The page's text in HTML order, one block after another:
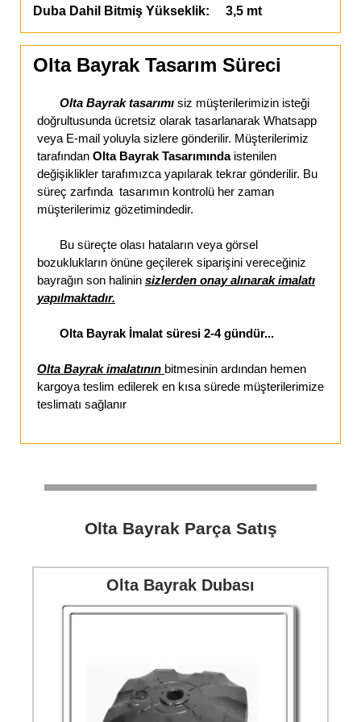
Duba Dahil Bitmiş Yükseklik: 3,5 mt
Olta Bayrak Tasarım Süreci
Olta Bayrak tasarımı siz müşterilerimizin isteği
doğrultusunda ücretsiz olarak tasarlanarak Whatsapp
veya E-mail yoluyla sizlere gönderilir. Müşterilerimiz
tarafından Olta Bayrak Tasarımında istenilen
değişiklikler tarafımızca yapılarak tekrar gönderilir. Bu
süreç zarfında tasarımın kontrolü her zaman
müşterilerimiz gözetimindedir.
Bu süreçte olası hataların veya görsel
bozuklukların önüne geçilerek siparişini vereceğiniz
bayrağın son halinin sizlerden onay alınarak imalatı
yapılmaktadır.
Olta Bayrak İmalat süresi 2-4 gündür...
Olta Bayrak imalatının bitmesinin ardından hemen
kargoya teslim edilerek en kısa sürede müşterilerimize
teslimatı sağlanır
Olta Bayrak Parça Satış
Olta Bayrak Dubası